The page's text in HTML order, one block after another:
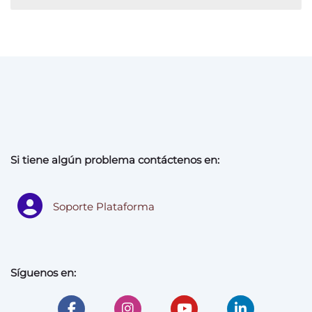
Si tiene algún problema contáctenos en:
Soporte Plataforma
Síguenos en: